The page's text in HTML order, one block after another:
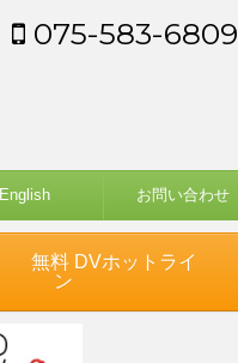
075-583-6809
English お問い合わせ
無料 DVホットライ
ン